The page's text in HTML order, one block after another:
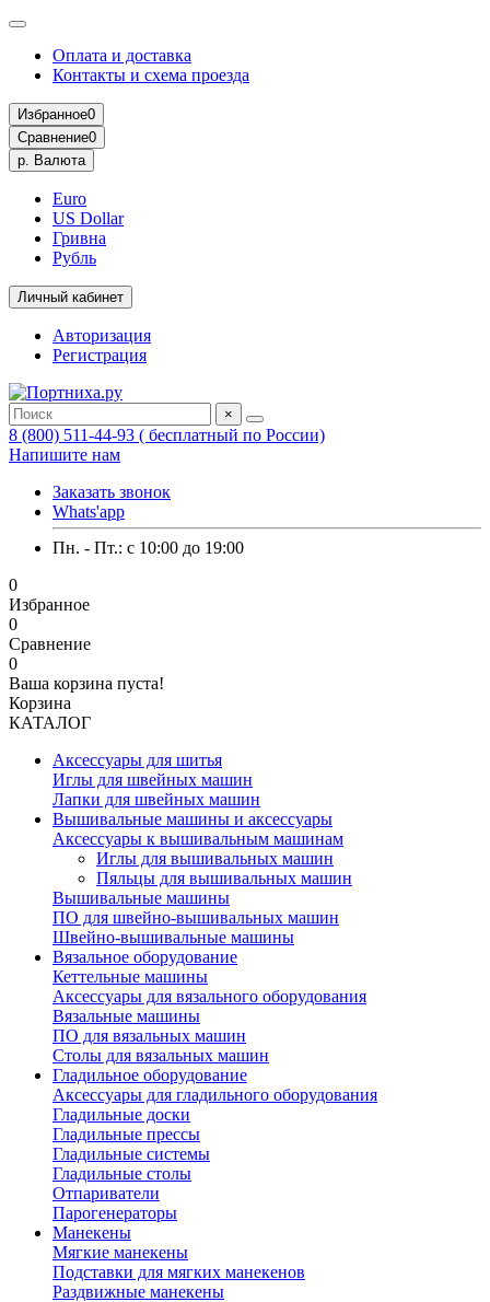
Оплата и доставка
Контакты и схема проезда
Избранное0
Сравнение0
р. Валюта
Euro
US Dollar
Гривна
Рубль
Личный кабинет
Авторизация
Регистрация
×
8 (800) 511-44-93 ( бесплатный по России)
Напишите нам
Заказать звонок
Whats'app
Пн. - Пт.: c 10:00 до 19:00
0
Избранное
0
Сравнение
0
Ваша корзина пуста!
Корзина
КАТАЛОГ
Аксессуары для шитья
Иглы для швейных машин
Лапки для швейных машин
Вышивальные машины и аксессуары
Аксессуары к вышивальным машинам
Иглы для вышивальных машин
Пяльцы для вышивальных машин
Вышивальные машины
ПО для швейно-вышивальных машин
Швейно-вышивальные машины
Вязальное оборудование
Кеттельные машины
Аксессуары для вязального оборудования
Вязальные машины
ПО для вязальных машин
Столы для вязальных машин
Гладильное оборудование
Аксессуары для гладильного оборудования
Гладильные доски
Гладильные прессы
Гладильные системы
Гладильные столы
Отпариватели
Парогенераторы
Манекены
Мягкие манекены
Подставки для мягких манекенов
Раздвижные манекены